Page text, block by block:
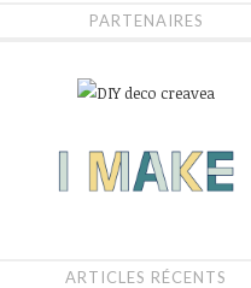
PARTENAIRES
ARTICLES RÉCENTS